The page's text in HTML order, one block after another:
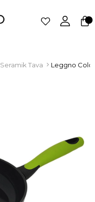
Seramik Tava